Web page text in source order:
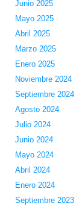
Junio 2025
Mayo 2025
Abril 2025
Marzo 2025
Enero 2025
Noviembre 2024
Septiembre 2024
Agosto 2024
Julio 2024
Junio 2024
Mayo 2024
Abril 2024
Enero 2024
Septiembre 2023